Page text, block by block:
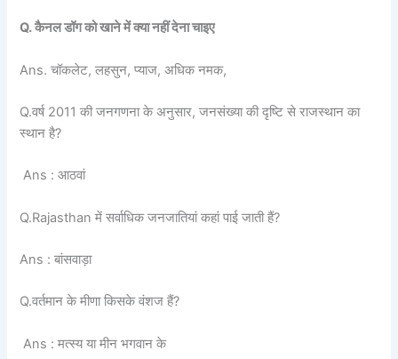
Q. कैनल डॉग को खाने में क्या नहीं देना चाइए
Ans. चॉकलेट, लहसुन, प्याज, अधिक नमक,
Q.वर्ष 2011 की जनगणना के अनुसार, जनसंख्या की दृष्टि से राजस्थान का
स्थान है?
Ans : आठवां
Q.Rajasthan में सर्वाधिक जनजातियां कहां पाई जाती हैं?
Ans : बांसवाड़ा
Q.वर्तमान के मीणा किसके वंशज हैं?
Ans : मत्स्य या मीन भगवान के